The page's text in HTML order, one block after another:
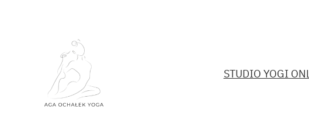
STUDIO YOGI